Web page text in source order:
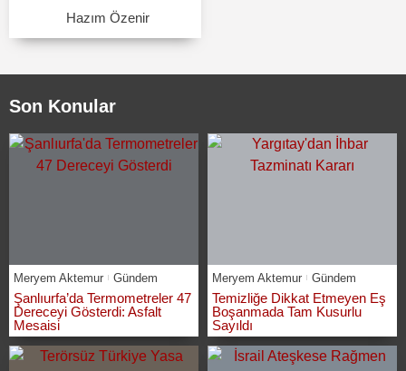
Hazım Özenir
Son Konular
Meryem Aktemur Gündem
Şanlıurfa’da Termometreler 47
Dereceyi Gösterdi: Asfalt
Mesaisi
Meryem Aktemur Gündem
Temizliğe Dikkat Etmeyen Eş
Boşanmada Tam Kusurlu
Sayıldı